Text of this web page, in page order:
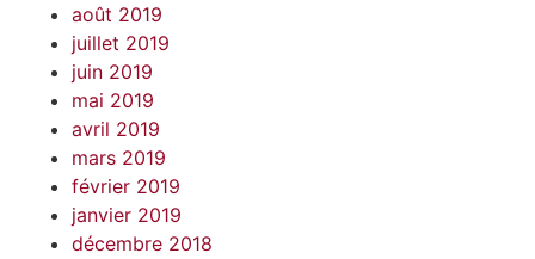
août 2019
juillet 2019
juin 2019
mai 2019
avril 2019
mars 2019
février 2019
janvier 2019
décembre 2018